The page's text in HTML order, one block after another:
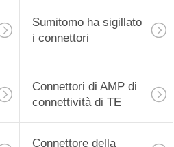
Sumitomo ha sigillato
i connettori
Connettori di AMP di
connettività di TE
Connettore della